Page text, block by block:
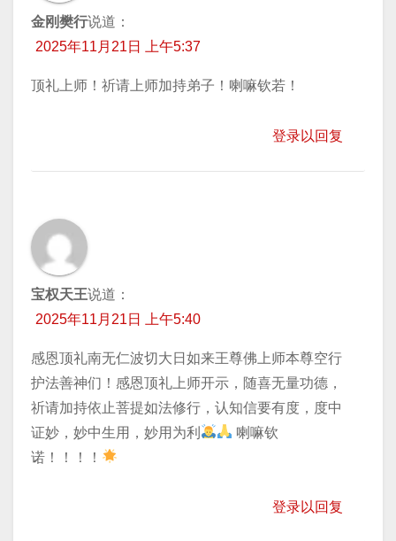
金刚樊行说道：
2025年11月21日 上午5:37
顶礼上师！祈请上师加持弟子！喇嘛钦若！
登录以回复
宝权天王说道：
2025年11月21日 上午5:40
感恩顶礼南无仁波切大日如来王尊佛上师本尊空行
护法善神们！感恩顶礼上师开示，随喜无量功德，
祈请加持​依止菩提如法修行，认知信要有度，度中
证妙，妙中生用，妙用为利
喇嘛钦
诺！！！！
登录以回复